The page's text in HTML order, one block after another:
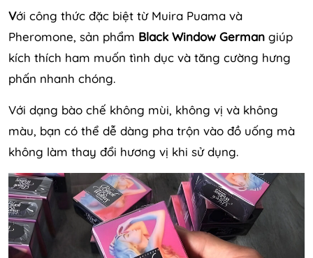
Với công thức đặc biệt từ Muira Puama và
Pheromone, sản phẩm Black Window German giúp
kích thích ham muốn tình dục và tăng cường hưng
phấn nhanh chóng.
Với dạng bào chế không mùi, không vị và không
màu, bạn có thể dễ dàng pha trộn vào đồ uống mà
không làm thay đổi hương vị khi sử dụng.